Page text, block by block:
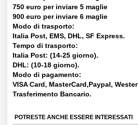
750 euro per inviare 5 maglie
900 euro per inviare 6 maglie
Modo di trasporto:
Italia Post, EMS, DHL, SF Express.
Tempo di trasporto:
Italia Post: (14-25 giorno).
DHL: (10-18 giorno).
Modo di pagamento:
VISA Card, MasterCard,Paypal,
Trasferimento Bancario.
POTRESTE ANCHE ESSERE INTERESSATI